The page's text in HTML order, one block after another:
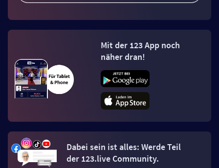
Mit der 123 App noch
näher dran!
Dabei sein ist alles: Werde Teil
der 123.live Community.